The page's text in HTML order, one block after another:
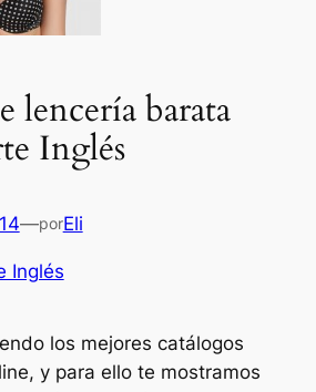
lencería barata
Inglés
—porEli
Inglés
los mejores catálogos
y para ello te mostramos